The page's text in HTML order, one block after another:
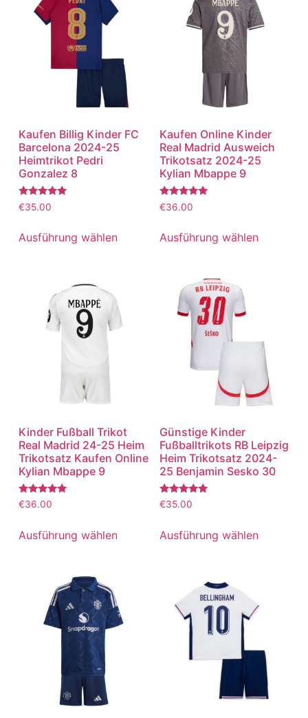
Kaufen Billig Kinder FC
Barcelona 2024-25
Heimtrikot Pedri
Gonzalez 8
Bewertet
mit
von 5
€35.00
Ausführung wählen
Kaufen Online Kinder
Real Madrid Ausweich
Trikotsatz 2024-25
Kylian Mbappe 9
Bewertet
mit
von 5
€36.00
Ausführung wählen
Kinder Fußball Trikot
Real Madrid 24-25 Heim
Trikotsatz Kaufen Online
Kylian Mbappe 9
Bewertet
mit
von 5
€36.00
Ausführung wählen
Günstige Kinder
Fußballtrikots RB Leipzig
Heim Trikotsatz 2024-
25 Benjamin Sesko 30
Bewertet
mit
von 5
€35.00
Ausführung wählen